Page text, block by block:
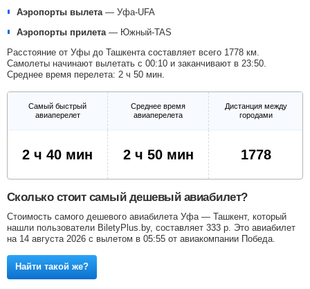
Аэропорты вылета — Уфа-UFA
Аэропорты прилета — Южный-TAS
Расстояние от Уфы до Ташкента составляет всего 1778 км.
Самолеты начинают вылетать с 00:10 и заканчивают в 23:50.
Среднее время перелета: 2 ч 50 мин.
Самый быстрый
авиаперелет
Среднее время
авиаперелета
Дистанция между
городами
2 ч 40 мин 2 ч 50 мин 1778
Сколько стоит самый дешевый авиабилет?
Стоимость самого дешевого авиабилета Уфа — Ташкент, который
нашли пользователи BiletyPlus.by, составляет 333 р . Это авиабилет
на 14 августа 2026 с вылетом в 05:55 от авиакомпании Победа.
Найти такой же?